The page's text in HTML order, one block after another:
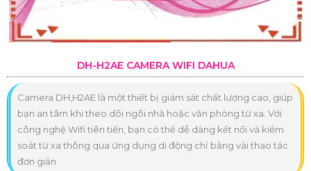
DH-H2AE CAMERA WIFI DAHUA
Camera DH,H2AE là một thiết bị giám sát chất lượng cao, giúp
bạn an tâm khi theo dõi ngôi nhà hoặc văn phòng từ xa. Với
công nghệ Wifi tiên tiến, bạn có thể dễ dàng kết nối và kiểm
soát từ xa thông qua ứng dụng di động chỉ bằng vài thao tác
đơn giản